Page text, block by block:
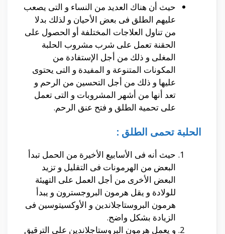
حيث أن هناك العديد من النساء و التى يصعب
عليهم الطلق فى بعض الأحيان و لذلك بدلا
من تناول العلاجات المختلفة أو الحصول على
الحقنة تعمل على شرب مشروب الحلبة
المغلى و ذلك من أجل الإستفادة من
المكونات المتنوعة و المفيدة و التى يحتوى
عليها و ذلك من أجل التحسين من الرحم و
تعد أنها من أشهر المشروبات و التى تعمل
على تحمية الطلق و فتح عنق الرحم.
الحلبة تحمى الطلق :
حيث أنه فى الأسابيع الأخيرة من الحمل تبدأ
البعض من الهرمونات فى التقليل و تزيد
البعض الأخرى من أجل العمل على التهيئة
للولادة و يقل هرمون البروجسترون و يبدأ
هرمون البروستاجلاندين و الأوكسيتوسين فى
الزيادة بشكل واضح.
و يعمل هرمون البروستاجلاندين على الترقيق